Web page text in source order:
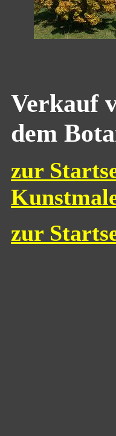
Verkauf
dem
zur
zur